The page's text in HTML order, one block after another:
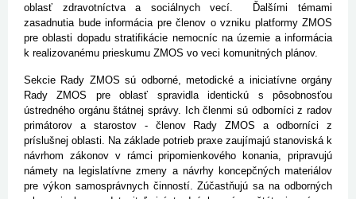
oblasť zdravotníctva a sociálnych vecí. Ďalšími témami
zasadnutia bude informácia pre členov o vzniku platformy ZMOS
pre oblasti dopadu stratifikácie nemocníc na územie a informácia
k realizovanému prieskumu ZMOS vo veci komunitných plánov.
Sekcie Rady ZMOS sú odborné, metodické a iniciatívne orgány
Rady ZMOS pre oblasť spravidla identickú s pôsobnosťou
ústredného orgánu štátnej správy. Ich členmi sú odborníci z radov
primátorov a starostov - členov Rady ZMOS a odborníci z
príslušnej oblasti. Na základe potrieb praxe zaujímajú stanoviská k
návrhom zákonov v rámci pripomienkového konania, pripravujú
námety na legislatívne zmeny a návrhy koncepčných materiálov
pre výkon samosprávnych činností. Zúčastňujú sa na odborných